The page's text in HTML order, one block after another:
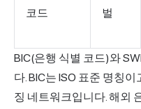
코드
벌
BIC(은행 식별 코드)와
다. BIC는 ISO 표준 명칭
징 네트워크입니다. 해외